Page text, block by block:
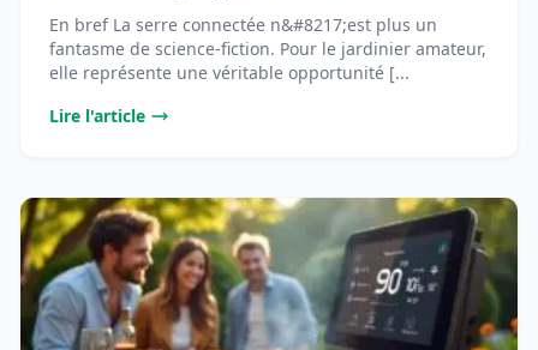
En bref La serre connectée n&#8217;est plus un
fantasme de science-fiction. Pour le jardinier amateur,
elle représente une véritable opportunité [...
Lire l'article